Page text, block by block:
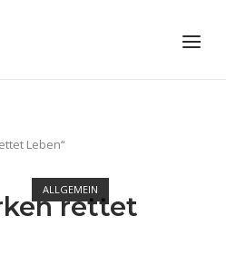
Menu
Leben“
ALLGEMEIN
rettet